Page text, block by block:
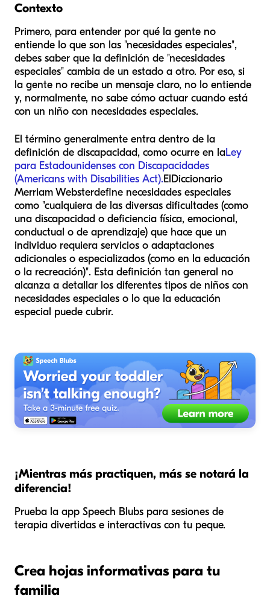
Contexto
Primero, para entender por qué la gente no
entiende lo que son las "necesidades especiales",
debes saber que la definición de "necesidades
especiales" cambia de un estado a otro. Por eso, si
la gente no recibe un mensaje claro, no lo entiende
y, normalmente, no sabe cómo actuar cuando está
con un niño con necesidades especiales.
El término generalmente entra dentro de la
definición de discapacidad, como ocurre en laLey
para Estadounidenses con Discapacidades
(Americans with Disabilities Act).ElDiccionario
Merriam Websterdefine necesidades especiales
como "cualquiera de las diversas dificultades (como
una discapacidad o deficiencia física, emocional,
conductual o de aprendizaje) que hace que un
individuo requiera servicios o adaptaciones
adicionales o especializados (como en la educación
o la recreación)". Esta definición tan general no
alcanza a detallar los diferentes tipos de niños con
necesidades especiales o lo que la educación
especial puede cubrir.
¡Mientras más practiquen, más se notará la
diferencia!
Prueba la app Speech Blubs para sesiones de
terapia divertidas e interactivas con tu peque.
Crea hojas informativas para tu
familia